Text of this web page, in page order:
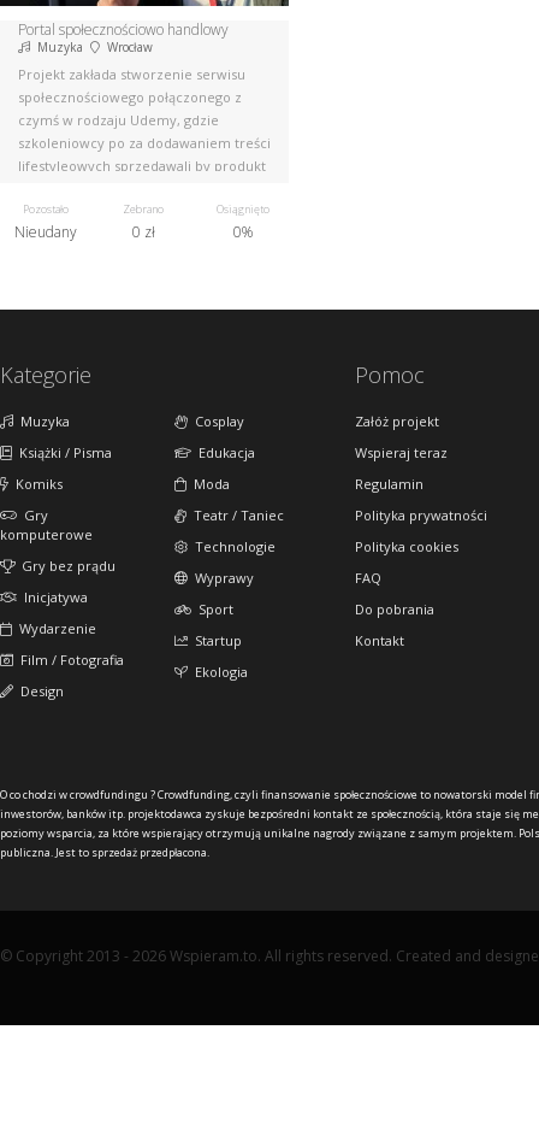
Portal społecznościowo handlowy
Muzyka Wrocław
Projekt zakłada stworzenie serwisu
społecznościowego połączonego z
czymś w rodzaju Udemy, gdzie
szkoleniowcy po za dodawaniem treści
lifestyleowych sprzedawali by produkt
Pozostało
Nieudany
Zebrano
0 zł
Osiągnięto
0%
Kategorie
Muzyka
Książki / Pisma
Komiks
Gry
komputerowe
Gry bez prądu
Inicjatywa
Wydarzenie
Film / Fotografia
Design
Cosplay
Edukacja
Moda
Teatr / Taniec
Technologie
Wyprawy
Sport
Startup
Ekologia
Pomoc
Załóż projekt
Wspieraj teraz
Regulamin
Polityka prywatności
Polityka cookies
FAQ
Do pobrania
Kontakt
O co chodzi w crowdfundingu ?Crowdfunding, czyli finansowanie społecznościowe to nowatorski model
inwestorów, banków itp. projektodawca zyskuje bezpośredni kontakt ze społecznością, która staje się
poziomy wsparcia, za które wspierający otrzymują unikalne nagrody związane z samym projektem.
publiczna. Jest to sprzedaż przedpłacona.
© Copyright 2013 - 2026 Wspieram.to. All rights reserved. Created and